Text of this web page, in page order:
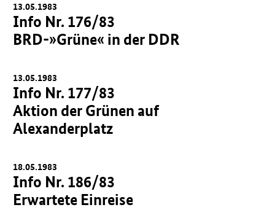
13.05.1983
Info Nr. 176/83
BRD-»Grüne« in der DDR
13.05.1983
Info Nr. 177/83
Aktion der Grünen auf
Alexanderplatz
18.05.1983
Info Nr. 186/83
Erwartete Einreise